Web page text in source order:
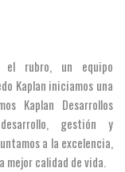
el rubro, un equipo
Kaplan iniciamos una
Kaplan Desarrollos
gestión y
a la excelencia,
mejor calidad de vida.